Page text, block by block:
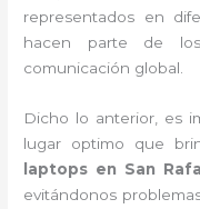
representados en
hacen parte de
comunicación global.
Dicho lo anterior, es
lugar optimo que
laptops en San
evitándonos